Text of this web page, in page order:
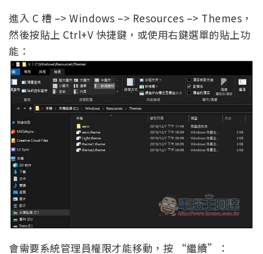
進入 C 槽 –> Windows –> Resources –> Themes，
然後按貼上 Ctrl+V 快捷鍵，或使用右鍵選單的貼上功
能：
會需要系統管理員權限才能移動，按 “繼續”：